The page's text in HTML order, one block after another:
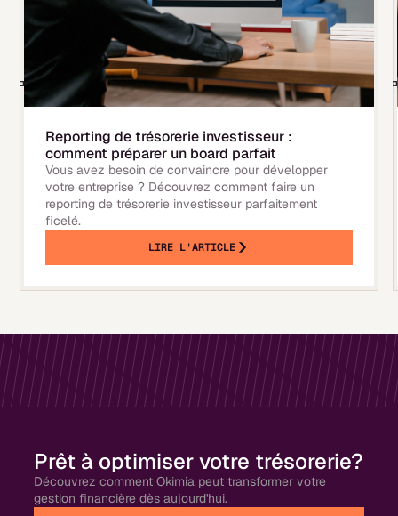
Reporting de trésorerie investisseur :
comment préparer un board parfait
Vous avez besoin de convaincre pour développer
votre entreprise ? Découvrez comment faire un
reporting de trésorerie investisseur parfaitement
ficelé.
LIRE L'ARTICLE
Prêt à optimiser votre trésorerie?
Découvrez comment Okimia peut transformer votre
gestion financière dès aujourd'hui.